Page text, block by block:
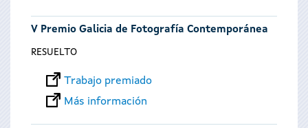
V Premio Galicia de Fotografía Contemporánea
RESUELTO
Trabajo premiado
Más información